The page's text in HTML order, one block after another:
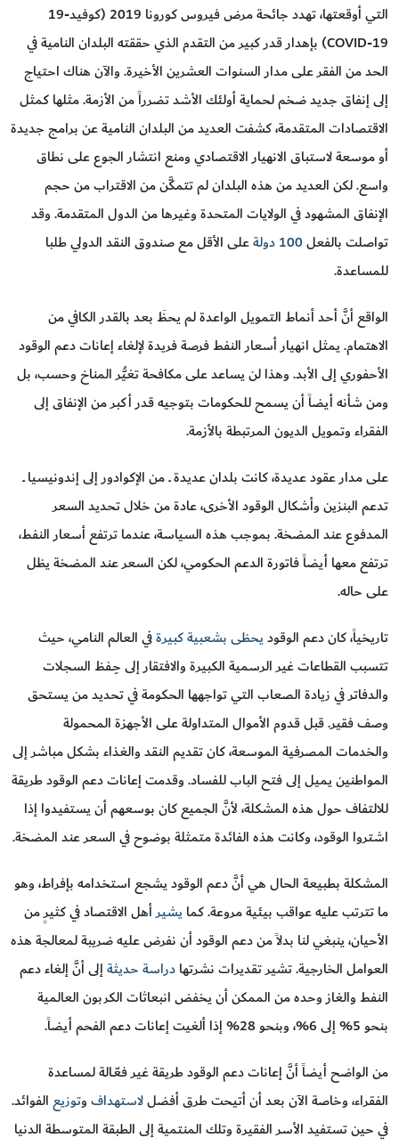
التي أوقعتها، تهدد جائحة مرض فيروس كورونا 2019 (كوفيد-19
COVID-19) بإهدار قدر كبير من التقدم الذي حققته البلدان النامية في
الحد من الفقر على مدار السنوات العشرين الأخيرة. والآن هناك احتياج
إلى إنفاق جديد ضخم لحماية أولئك الأشد تضرراً من الأزمة. مثلها كمثل
الاقتصادات المتقدمة، كشفت العديد من البلدان النامية عن برامج جديدة
أو موسعة لاستباق الانهيار الاقتصادي ومنع انتشار الجوع على نطاق
واسع. لكن العديد من هذه البلدان لم تتمكَّن من الاقتراب من حجم
الإنفاق المشهود في الولايات المتحدة وغيرها من الدول المتقدمة. وقد
تواصلت بالفعل100 دولة
على الأقل مع صندوق النقد الدولي طلبا
للمساعدة.
الواقع أنَّ أحد أنماط التمويل الواعدة لم يحظَ بعد بالقدر الكافي من
الاهتمام. يمثل انهيار أسعار النفط فرصة فريدة لإلغاء إعانات دعم الوقود
الأحفوري إلى الأبد. وهذا لن يساعد على مكافحة تغيُّر المناخ وحسب، بل
ومن شأنه أيضاً أن يسمح للحكومات بتوجيه قدر أكبر من الإنفاق إلى
الفقراء وتمويل الديون المرتبطة بالأزمة.
على مدار عقود عديدة، كانت بلدان عديدة ــ من الإكوادور إلى إندونيسيا ــ
تدعم البنزين وأشكال الوقود الأخرى، عادة من خلال تحديد السعر
المدفوع عند المضخة. بموجب هذه السياسة، عندما ترتفع أسعار النفط،
ترتفع معها أيضاً فاتورة الدعم الحكومي، لكن السعر عند المضخة يظل
على حاله.
تاريخياً، كان دعم الوقوديحظى بشعبية كبيرةفي العالم النامي، حيث
تتسبب القطاعات غير الرسمية الكبيرة والافتقار إلى حِـفظ السجلات
والدفاتر في زيادة الصعاب التي تواجهها الحكومة في تحديد من يستحق
وصف فقير. قبل قدوم الأموال المتداولة على الأجهزة المحمولة
والخدمات المصرفية الموسعة، كان تقديم النقد والغذاء بشكل مباشر إلى
المواطنين يميل إلى فتح الباب للفساد. وقدمت إعانات دعم الوقود طريقة
للالتفاف حول هذه المشكلة، لأنَّ الجميع كان بوسعهم أن يستفيدوا إذا
اشتروا الوقود، وكانت هذه الفائدة متمثلة بوضوح في السعر عند المضخة.
المشكلة بطبيعة الحال هي أنَّ دعم الوقود يشجع استخدامه بإفراط، وهو
ما تترتب عليه عواقب بيئية مروعة. كمايشيرأهل الاقتصاد في كثيرٍ من
الأحيان، ينبغي لنا بدلاً من دعم الوقود أن نفرض عليه ضريبة لمعالجة هذه
العوامل الخارجية. تشير تقديرات نشرتهادراسة حديثةإلى أنَّ إلغاء دعم
النفط والغاز وحده من الممكن أن يخفض انبعاثات الكربون العالمية
بنحو 5% إلى 6%، وبنحو 28% إذا ألغيت إعانات دعم الفحم أيضاً.
من الواضح أيضاً أنَّ إعانات دعم الوقود طريقة غير فعّـالة لمساعدة
الفقراء، وخاصة الآن بعد أن أتيحت طرق أفضللاستهدافوتوزيع الفوائد.
في حين تستفيد الأسر الفقيرة وتلك المنتمية إلى الطبقة المتوسطة الدنيا